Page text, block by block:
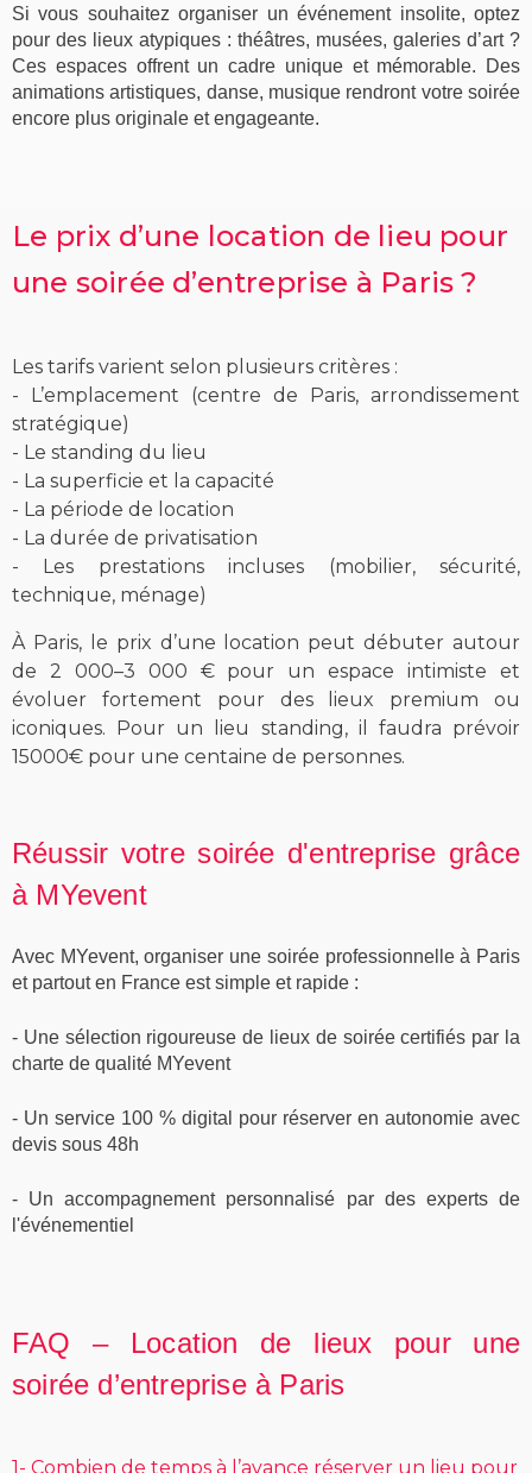
Si vous souhaitez organiser un événement insolite, optez
pour des lieux atypiques : théâtres, musées, galeries d’art ?
Ces espaces offrent un cadre unique et mémorable. Des
animations artistiques, danse, musique rendront votre soirée
encore plus originale et engageante.
Le prix d’une location de lieu pour
une soirée d’entreprise à Paris ?
Les tarifs varient selon plusieurs critères :
- L’emplacement (centre de Paris, arrondissement
stratégique)
- Le standing du lieu
- La superficie et la capacité
- La période de location
- La durée de privatisation
- Les prestations incluses (mobilier, sécurité,
technique, ménage)
À Paris, le prix d’une location peut débuter autour
de 2 000–3 000 € pour un espace intimiste et
évoluer fortement pour des lieux premium ou
iconiques. Pour un lieu standing, il faudra prévoir
15000€ pour une centaine de personnes.
Réussir votre soirée d'entreprise grâce
à MYevent
Avec MYevent, organiser une soirée professionnelle à Paris
et partout en France est simple et rapide :
- Une sélection rigoureusede lieux de soirée certifiés par la
charte de qualité MYevent
- Un service 100 % digital
pour réserver en autonomie avec
devis sous 48h
- Unaccompagnement personnalisé par des experts de
l'événementiel
FAQ – Location de lieux pour une
soirée d’entreprise à Paris
1- Combien de temps à l’avance réserver un lieu pour